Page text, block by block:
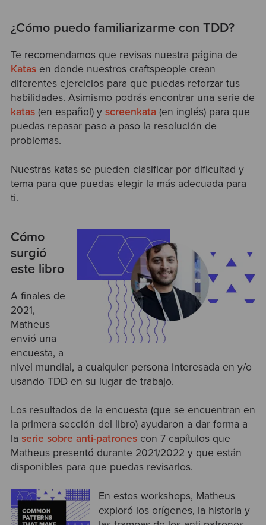
¿Cómo puedo familiarizarme con TDD?
Te recomendamos que revisas nuestra página de
Katasen donde nuestros craftspeople crean
diferentes ejercicios para que puedas reforzar tus
habilidades. Asimismo podrás encontrar una serie de
katas(en español) y screenkata(en inglés) para que
puedas repasar paso a paso la resolución de
problemas.
Nuestras katas se pueden clasificar por dificultad y
tema para que puedas elegir la más adecuada para
ti.
Cómo
surgió
este libro
A finales de
2021,
Matheus
envió una
encuesta, a
nivel mundial, a cualquier persona interesada en y/o
usando TDD en su lugar de trabajo.
Los resultados de la encuesta (que se encuentran en
la primera sección del libro) ayudaron a dar forma a
la serie sobre anti-patronescon 7 capítulos que
Matheus presentó durante 2021/2022 y que están
disponibles para que puedas revisarlos.
En estos workshops, Matheus
exploró los orígenes, la historia y